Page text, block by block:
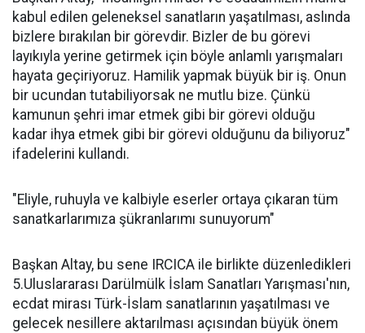
kabul edilen geleneksel sanatların yaşatılması, aslında
bizlere bırakılan bir görevdir. Bizler de bu görevi
layıkıyla yerine getirmek için böyle anlamlı yarışmaları
hayata geçiriyoruz. Hamilik yapmak büyük bir iş. Onun
bir ucundan tutabiliyorsak ne mutlu bize. Çünkü
kamunun şehri imar etmek gibi bir görevi olduğu
kadar ihya etmek gibi bir görevi olduğunu da biliyoruz"
ifadelerini kullandı.
"Eliyle, ruhuyla ve kalbiyle eserler ortaya çıkaran tüm
sanatkarlarımıza şükranlarımı sunuyorum"
Başkan Altay, bu sene IRCICA ile birlikte düzenledikleri
5.Uluslararası Darülmülk İslam Sanatları Yarışması'nın,
ecdat mirası Türk-İslam sanatlarının yaşatılması ve
gelecek nesillere aktarılması açısından büyük önem